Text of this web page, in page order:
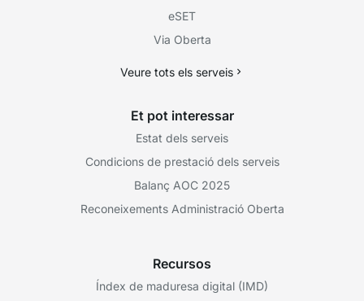
eSET
Via Oberta
Veure tots els serveis
Et pot interessar
Estat dels serveis
Condicions de prestació dels serveis
Balanç AOC 2025
Reconeixements Administració Oberta
Recursos
Índex de maduresa digital (IMD)